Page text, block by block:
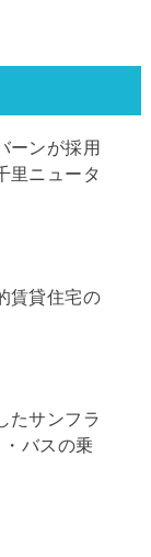
ーンが採用
里ニュータ
賃貸住宅の
たサンフラ
バスの乗